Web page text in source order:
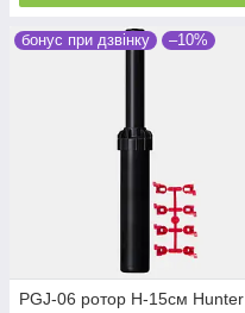
бонус при дзвінку –10%
PGJ-06 ротор H-15см Hunter